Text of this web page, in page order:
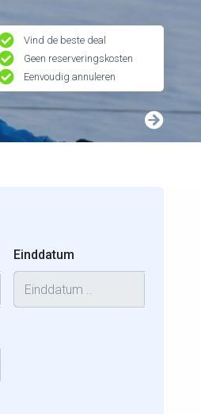
Vind de beste deal
Geen reserveringskosten
Eenvoudig annuleren
Einddatum